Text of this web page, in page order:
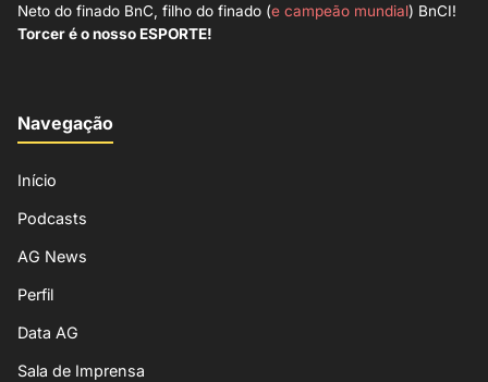
Neto do finado BnC, filho do finado (e campeão mundial) BnCI!
Torcer é o nosso ESPORTE!
Navegação
Início
Podcasts
AG News
Perfil
Data AG
Sala de Imprensa